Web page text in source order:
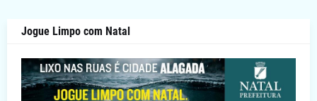
Jogue Limpo com Natal